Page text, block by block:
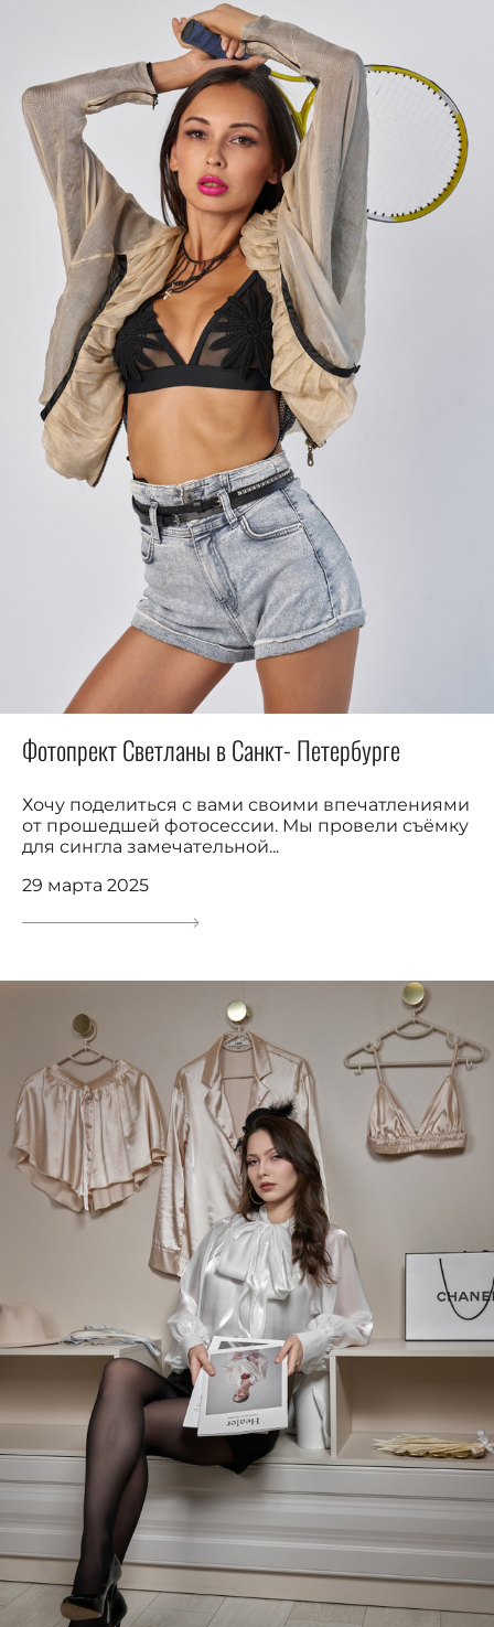
Фотопрект Светланы в Санкт- Петербурге
Хочу поделиться с вами своими впечатлениями
от прошедшей фотосессии. Мы провели съёмку
для сингла замечательной...
29 марта 2025